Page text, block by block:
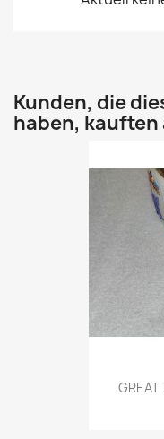
Kunden, die
haben, kauften